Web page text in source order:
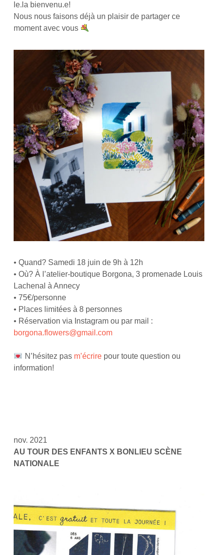
le.la bienvenu.e!
Nous nous faisons déjà un plaisir de partager ce
moment avec vous
• Quand? Samedi 18 juin de 9h à 12h
• Où? À l’atelier-boutique Borgona, 3 promenade Louis
Lachenal à Annecy
• 75€/personne
• Places limitées à 8 personnes
• Réservation via Instagram ou par mail :
borgona.flowers@gmail.com
N’hésitez pas m’écrirepour toute question ou
information!
nov. 2021
AU TOUR DES ENFANTS X BONLIEU SCÈNE
NATIONALE